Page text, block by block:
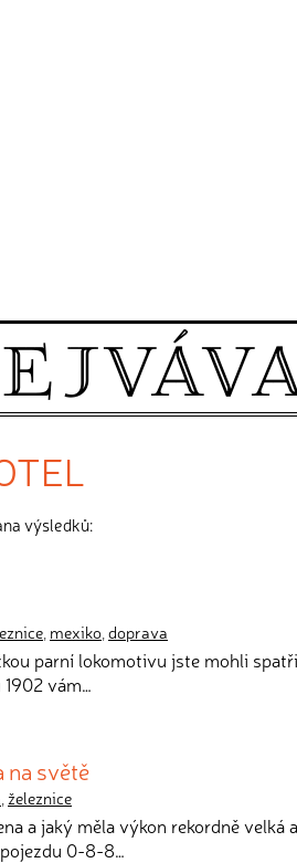
výsledků:
, mexiko,doprava
parní lokomotivu jste mohli
vám…
na světě
, železnice
a jaký měla výkon rekordně velká
0-8-8…